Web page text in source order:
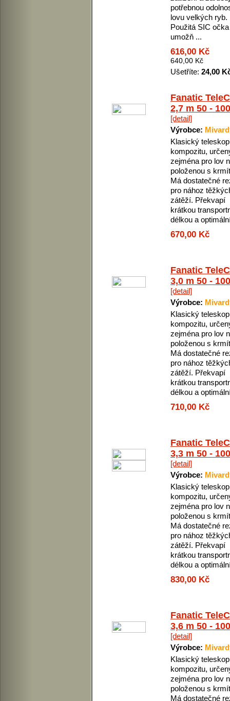
potřebnou
lovu velkých ryb.
Použitá SIC očka
umožň ...
616,00 Kč
640,00 Kč
Ušetříte: 24,00
Fanatic
2,7 m 50 -
[detail]
Výrobce:
Klasický
kompozitu,
zejména pro lov
položenou s
Má dostatečné
pro nához
zátěží. Překvapí
krátkou
délkou a
670,00 Kč
Fanatic
3,0 m 50 -
[detail]
Výrobce:
Klasický
kompozitu,
zejména pro lov
položenou s
Má dostatečné
pro nához
zátěží. Překvapí
krátkou
délkou a
710,00 Kč
Fanatic
3,3 m 50 -
[detail]
Výrobce:
Klasický
kompozitu,
zejména pro lov
položenou s
Má dostatečné
pro nához
zátěží. Překvapí
krátkou
délkou a
830,00 Kč
Fanatic
3,6 m 50 -
[detail]
Výrobce:
Klasický
kompozitu,
zejména pro lov
položenou s
Má dostatečné